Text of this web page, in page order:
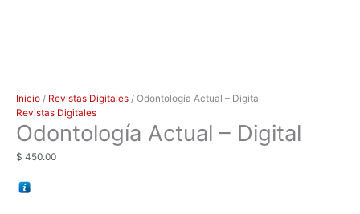
Inicio / Revistas Digitales / Odontología Actual – Digital
Revistas Digitales
Odontología Actual – Digital
$ 450.00